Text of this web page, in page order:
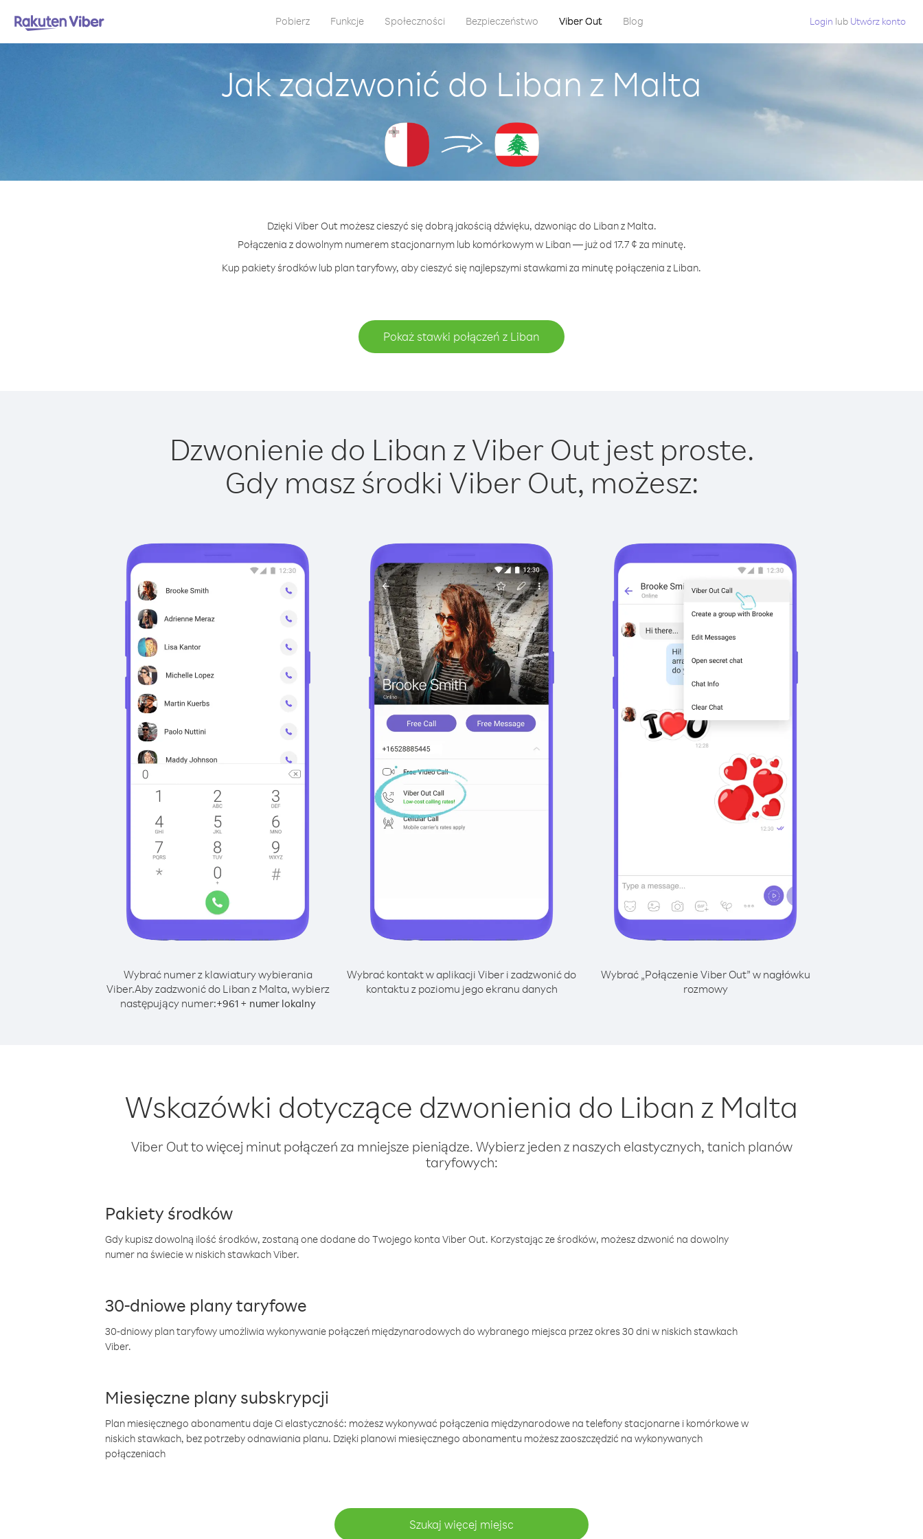
Pobierz Funkcje Społeczności Bezpieczeństwo Viber Out Blog Login lub Utwórz konto
Jak zadzwonić do Liban z Malta
Dzięki Viber Out możesz cieszyć się dobrą jakością dźwięku, dzwoniąc do Liban z Malta.
Połączenia z dowolnym numerem stacjonarnym lub komórkowym w Liban — już od 17.7 ¢ za minutę.
Kup pakiety środków lub plan taryfowy, aby cieszyć się najlepszymi stawkami za minutę połączenia z Liban.
Pokaż stawki połączeń z Liban
Dzwonienie do Liban z Viber Out jest proste.
Gdy masz środki Viber Out, możesz:
Wybrać numer z klawiatury wybierania
Viber.Aby zadzwonić do Liban z Malta, wybierz
następujący numer:+961+ numer lokalny
Wybrać kontakt w aplikacji Viber i zadzwonić do
kontaktu z poziomu jego ekranu danych
Wybrać „Połączenie Viber Out” w nagłówku
rozmowy
Wskazówki dotyczące dzwonienia do Liban z Malta
Viber Out to więcej minut połączeń za mniejsze pieniądze. Wybierz jeden z naszych elastycznych, tanich planów
taryfowych:
Pakiety środków
Gdy kupisz dowolną ilość środków, zostaną one dodane do Twojego konta Viber Out. Korzystając ze środków, możesz dzwonić na dowolny
numer na świecie w niskich stawkach Viber.
30-dniowe plany taryfowe
30-dniowy plan taryfowy umożliwia wykonywanie połączeń międzynarodowych do wybranego miejsca przez okres 30 dni w niskich stawkach
Viber.
Miesięczne plany subskrypcji
Plan miesięcznego abonamentu daje Ci elastyczność: możesz wykonywać połączenia międzynarodowe na telefony stacjonarne i komórkowe w
niskich stawkach, bez potrzeby odnawiania planu. Dzięki planowi miesięcznego abonamentu możesz zaoszczędzić na wykonywanych
połączeniach
Szukaj więcej miejsc